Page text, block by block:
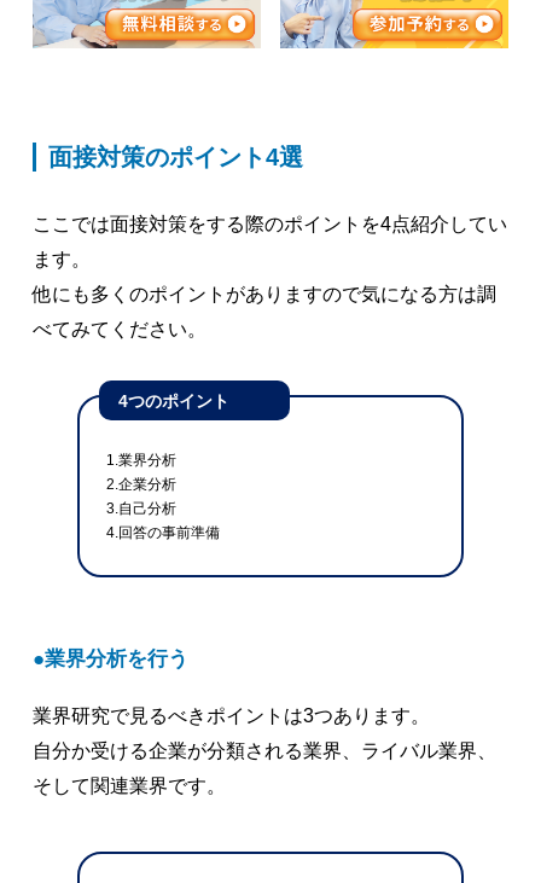
面接対策のポイント4選
ここでは面接対策をする際のポイントを4点紹介してい
ます。
他にも多くのポイントがありますので気になる方は調
べてみてください。
4つのポイント
1.業界分析
2.企業分析
3.自己分析
4.回答の事前準備
業界分析を行う
業界研究で見るべきポイントは3つあります。
自分か受ける企業が分類される業界、ライバル業界、
そして関連業界です。